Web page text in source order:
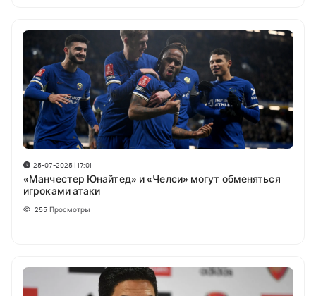
25-07-2025 | 17:01
«Манчестер Юнайтед» и «Челси» могут обменяться
игроками атаки
255 Просмотры